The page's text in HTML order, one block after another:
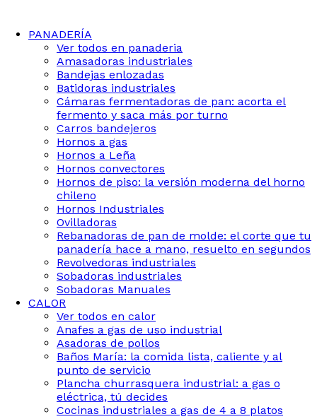
PANADERÍA
Ver todos en panaderia
Amasadoras industriales
Bandejas enlozadas
Batidoras industriales
Cámaras fermentadoras de pan: acorta el
fermento y saca más por turno
Carros bandejeros
Hornos a gas
Hornos a Leña
Hornos convectores
Hornos de piso: la versión moderna del horno
chileno
Hornos Industriales
Ovilladoras
Rebanadoras de pan de molde: el corte que tu
panadería hace a mano, resuelto en segundos
Revolvedoras industriales
Sobadoras industriales
Sobadoras Manuales
CALOR
Ver todos en calor
Anafes a gas de uso industrial
Asadoras de pollos
Baños María: la comida lista, caliente y al
punto de servicio
Plancha churrasquera industrial: a gas o
eléctrica, tú decides
Cocinas industriales a gas de 4 a 8 platos